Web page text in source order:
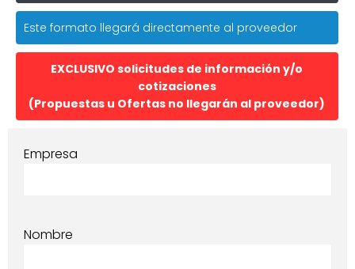
Este formato llegará directamente al proveedor
EXCLUSIVO solicitudes de información y/o
cotizaciones
(Propuestas u Ofertas no llegarán al proveedor)
Empresa
Nombre